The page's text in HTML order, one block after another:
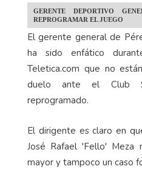
GERENTE DEPORTIVO
REPROGRAMAR EL JUEGO
El gerente general de
ha sido enfático
Teletica.com que no
duelo ante el Club
reprogramado.
El dirigente es claro en
José Rafael 'Fello'
mayor y tampoco un caso